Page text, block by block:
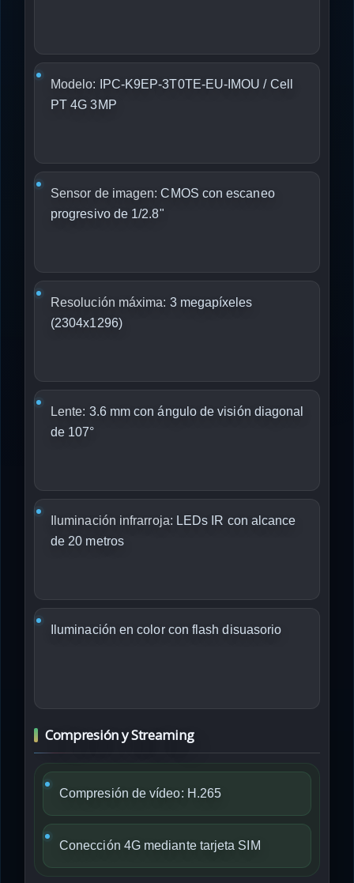
Modelo: IPC-K9EP-3T0TE-EU-IMOU / Cell
PT 4G 3MP
Sensor de imagen: CMOS con escaneo
progresivo de 1/2.8"
Resolución máxima: 3 megapíxeles
(2304x1296)
Lente: 3.6 mm con ángulo de visión diagonal
de 107°
Iluminación infrarroja: LEDs IR con alcance
de 20 metros
Iluminación en color con flash disuasorio
Compresión y Streaming
Compresión de vídeo: H.265
Conección 4G mediante tarjeta SIM